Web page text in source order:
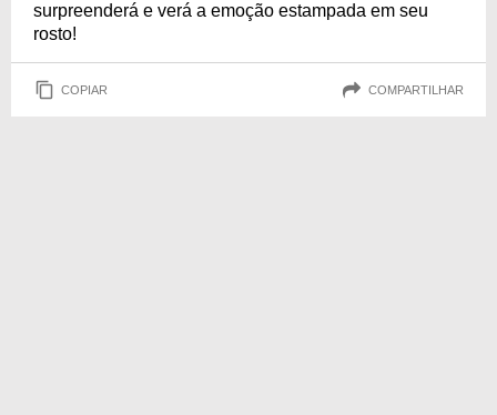
surpreenderá e verá a emoção estampada em seu
rosto!
COPIAR COMPARTILHAR